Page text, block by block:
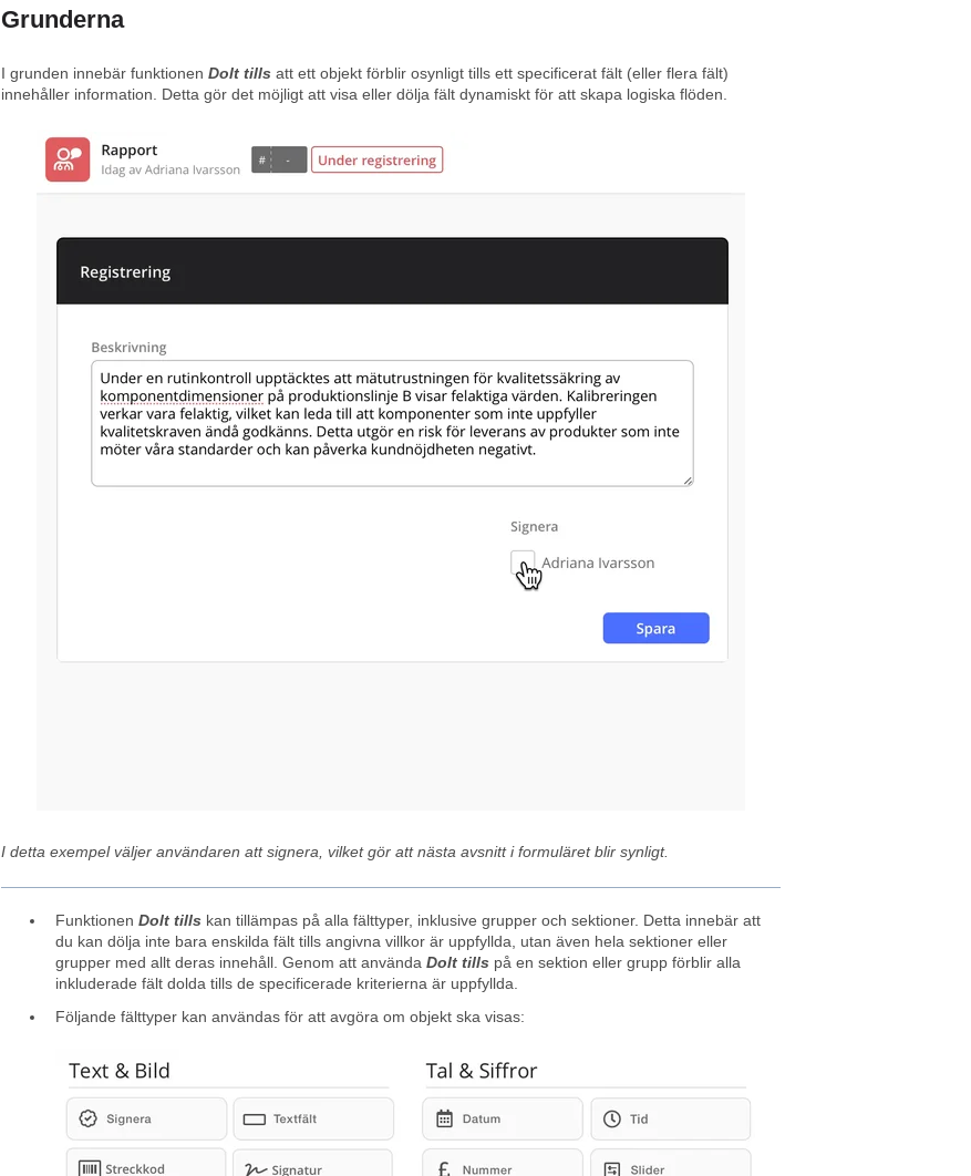
Grunderna
I grunden innebär funktionen Dolt tillsatt ett objekt förblir osynligt tills ett specificerat fält (eller flera fält)
innehåller information. Detta gör det möjligt att visa eller dölja fält dynamiskt för att skapa logiska flöden.
I detta exempel väljer användaren att signera, vilket gör att nästa avsnitt i formuläret blir synligt.
Funktionen Dolt tillskan tillämpas på alla fälttyper, inklusive grupper och sektioner. Detta innebär att
du kan dölja inte bara enskilda fält tills angivna villkor är uppfyllda, utan även hela sektioner eller
grupper med allt deras innehåll. Genom att använda Dolt tillspå en sektion eller grupp förblir alla
inkluderade fält dolda tills de specificerade kriterierna är uppfyllda.
Följande fälttyper kan användas för att avgöra om objekt ska visas: